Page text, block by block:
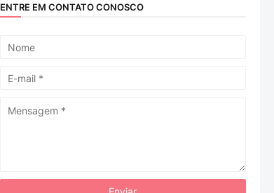
ENTRE EM CONTATO CONOSCO